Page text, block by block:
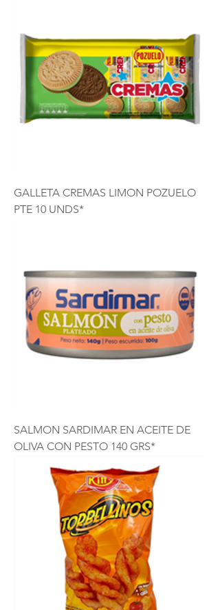
GALLETA CREMAS LIMON POZUELO
PTE 10 UNDS*
SALMON SARDIMAR EN ACEITE DE
OLIVA CON PESTO 140 GRS*